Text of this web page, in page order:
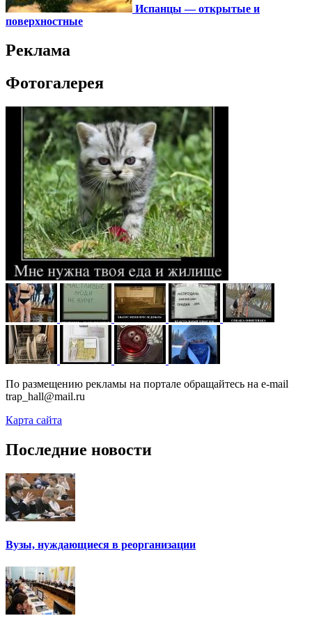
Испанцы — открытые и
поверхностные
Реклама
Фотогалерея
По размещению рекламы на портале обращайтесь на e-mail
trap_hall@mail.ru
Карта сайта
Последние новости
Вузы, нуждающиеся в реорганизации